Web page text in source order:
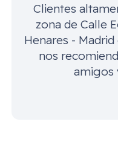
Clientes
zona deCalle
Henares - Madrid
nos
amigos